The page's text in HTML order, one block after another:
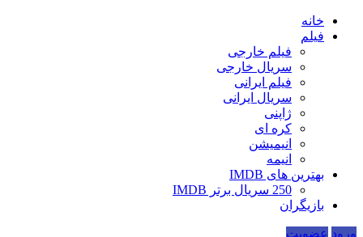
خانه
فیلم
فیلم خارجی
سریال خارجی
فیلم ایرانی
سریال ایرانی
ژاپنی
کره ای
انیمیشن
انیمه
بهترین های IMDB
250 سریال برتر IMDB
بازیگران
ورود عضویت